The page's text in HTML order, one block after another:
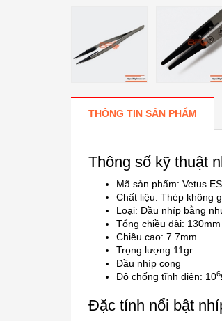
THÔNG TIN SẢN PHẨM
Thông số kỹ thuật
Mã sản phẩm: Vetus
Chất liệu: Thép không
Loại: Đầu nhíp bằng
Tổng chiều dài: 130mm
Chiều cao: 7.7mm
Trọng lượng 11gr
Đầu nhíp cong
Độ chống tĩnh điện: 106
Đặc tính nổi bật